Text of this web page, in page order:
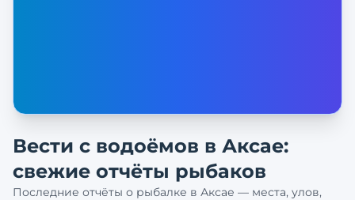
Вести с водоёмов в Аксае:
свежие отчёты рыбаков
Последние отчёты о рыбалке в Аксае — места, улов,